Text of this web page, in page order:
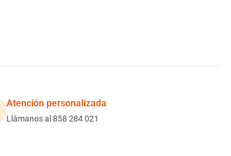
Atención personalizada
Llámanos al 858 284 021